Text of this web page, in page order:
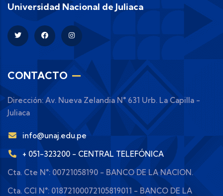
Universidad Nacional de Juliaca
CONTACTO
Dirección: Av. Nueva Zelandia N° 631 Urb. La Capilla -
Juliaca
info@unaj.edu.pe
+ 051-323200 - CENTRAL TELEFÓNICA
Cta. Cte N°: 00721058190 - BANCO DE LA NACION.
Cta. CCI N°: 01872100072105819011 - BANCO DE LA